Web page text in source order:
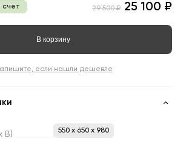
счет 29 500 ₽ 25 100 ₽
В корзину
если нашли дешевле
В) 550 x 650 x 980